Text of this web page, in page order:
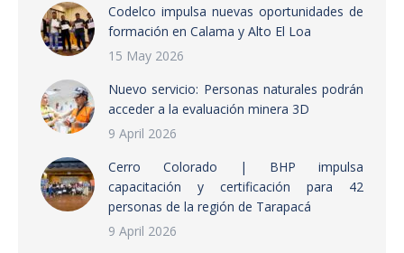
Codelco impulsa nuevas oportunidades de
formación en Calama y Alto El Loa
15 May 2026
Nuevo servicio: Personas naturales podrán
acceder a la evaluación minera 3D
9 April 2026
Cerro Colorado | BHP impulsa
capacitación y certificación para 42
personas de la región de Tarapacá
9 April 2026